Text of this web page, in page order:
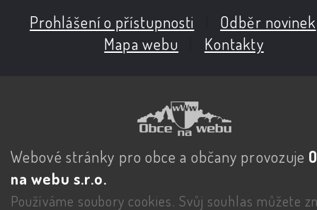
Prohlášení o přístupnosti Odběr novinek
Mapa webu
Kontakty
Webové stránky pro obce a občany provozuje
na webu s.r.o.
Používáme soubory cookies. Svůj souhlas můžete